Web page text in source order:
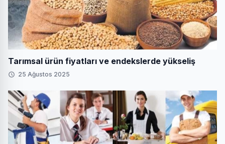
Tarımsal ürün fiyatları ve endekslerde yükseliş
25 Ağustos 2025